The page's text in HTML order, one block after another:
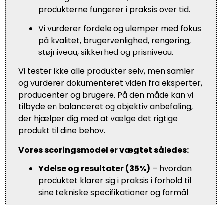
produkterne fungerer i praksis over tid.
Vi vurderer fordele og ulemper med fokus
på kvalitet, brugervenlighed, rengøring,
støjniveau, sikkerhed og prisniveau.
Vi tester ikke alle produkter selv, men samler
og vurderer dokumenteret viden fra eksperter,
producenter og brugere. På den måde kan vi
tilbyde en balanceret og objektiv anbefaling,
der hjælper dig med at vælge det rigtige
produkt til dine behov.
Vores scoringsmodel er vægtet således:
Ydelse og resultater (35%) – hvordan
produktet klarer sig i praksis i forhold til
sine tekniske specifikationer og formål